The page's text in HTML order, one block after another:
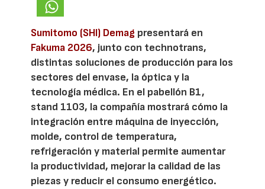
Sumitomo (SHI) Demag presentará en
Fakuma 2026, junto con technotrans,
distintas soluciones de producción para los
sectores del envase, la óptica y la
tecnología médica. En el pabellón B1,
stand 1103, la compañía mostrará cómo la
integración entre máquina de inyección,
molde, control de temperatura,
refrigeración y material permite aumentar
la productividad, mejorar la calidad de las
piezas y reducir el consumo energético.